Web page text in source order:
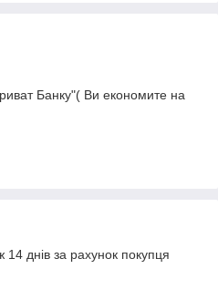
Банку"( Ви економите на
днів за рахунок покупця